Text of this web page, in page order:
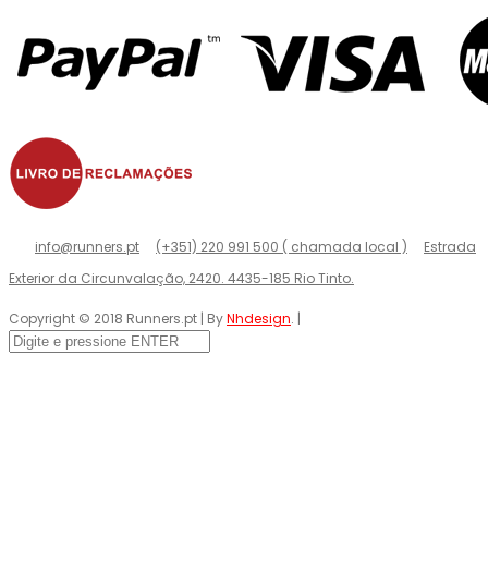
info@runners.pt (+351) 220 991 500 ( chamada local )
Estrada
Exterior da Circunvalação, 2420. 4435-185 Rio Tinto.
Copyright © 2018 Runners.pt | ByNhdesign. |